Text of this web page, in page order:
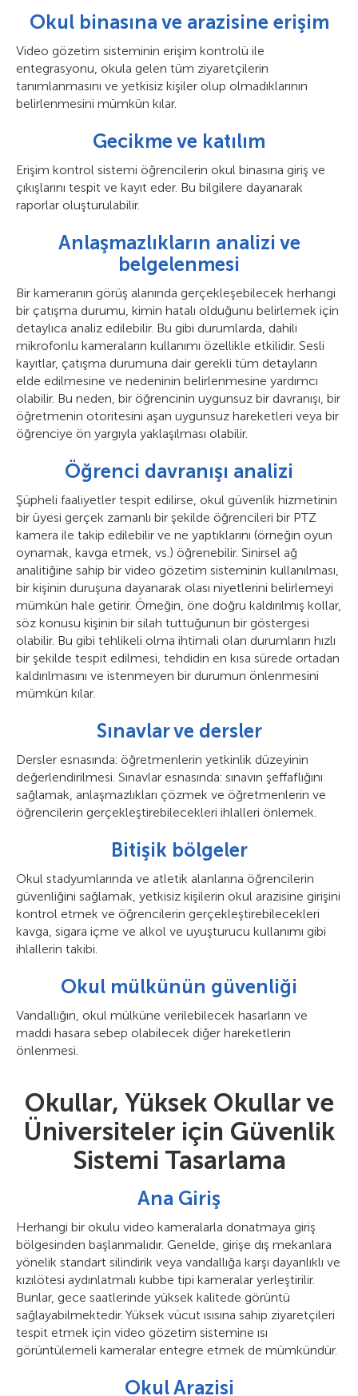
Okul binasına ve arazisine erişim
Video gözetim sisteminin erişim kontrolü ile
entegrasyonu, okula gelen tüm ziyaretçilerin
tanımlanmasını ve yetkisiz kişiler olup olmadıklarının
belirlenmesini mümkün kılar.
Gecikme ve katılım
Erişim kontrol sistemi öğrencilerin okul binasına giriş ve
çıkışlarını tespit ve kayıt eder. Bu bilgilere dayanarak
raporlar oluşturulabilir.
Anlaşmazlıkların analizi ve
belgelenmesi
Bir kameranın görüş alanında gerçekleşebilecek herhangi
bir çatışma durumu, kimin hatalı olduğunu belirlemek için
detaylıca analiz edilebilir. Bu gibi durumlarda, dahili
mikrofonlu kameraların kullanımı özellikle etkilidir. Sesli
kayıtlar, çatışma durumuna dair gerekli tüm detayların
elde edilmesine ve nedeninin belirlenmesine yardımcı
olabilir. Bu neden, bir öğrencinin uygunsuz bir davranışı, bir
öğretmenin otoritesini aşan uygunsuz hareketleri veya bir
öğrenciye ön yargıyla yaklaşılması olabilir.
Öğrenci davranışı analizi
Şüpheli faaliyetler tespit edilirse, okul güvenlik hizmetinin
bir üyesi gerçek zamanlı bir şekilde öğrencileri bir PTZ
kamera ile takip edilebilir ve ne yaptıklarını (örneğin oyun
oynamak, kavga etmek, vs.) öğrenebilir. Sinirsel ağ
analitiğine sahip bir video gözetim sisteminin kullanılması,
bir kişinin duruşuna dayanarak olası niyetlerini belirlemeyi
mümkün hale getirir. Örneğin, öne doğru kaldırılmış kollar,
söz konusu kişinin bir silah tuttuğunun bir göstergesi
olabilir. Bu gibi tehlikeli olma ihtimali olan durumların hızlı
bir şekilde tespit edilmesi, tehdidin en kısa sürede ortadan
kaldırılmasını ve istenmeyen bir durumun önlenmesini
mümkün kılar.
Sınavlar ve dersler
Dersler esnasında: öğretmenlerin yetkinlik düzeyinin
değerlendirilmesi. Sınavlar esnasında: sınavın şeffaflığını
sağlamak, anlaşmazlıkları çözmek ve öğretmenlerin ve
öğrencilerin gerçekleştirebilecekleri ihlalleri önlemek.
Bitişik bölgeler
Okul stadyumlarında ve atletik alanlarına öğrencilerin
güvenliğini sağlamak, yetkisiz kişilerin okul arazisine girişini
kontrol etmek ve öğrencilerin gerçekleştirebilecekleri
kavga, sigara içme ve alkol ve uyuşturucu kullanımı gibi
ihlallerin takibi.
Okul mülkünün güvenliği
Vandallığın, okul mülküne verilebilecek hasarların ve
maddi hasara sebep olabilecek diğer hareketlerin
önlenmesi.
Okullar, Yüksek Okullar ve
Üniversiteler için Güvenlik
Sistemi Tasarlama
Ana Giriş
Herhangi bir okulu video kameralarla donatmaya giriş
bölgesinden başlanmalıdır. Genelde, girişe dış mekanlara
yönelik standart silindirik veya vandallığa karşı dayanlıklı ve
kızılötesi aydınlatmalı kubbe tipi kameralar yerleştirilir.
Bunlar, gece saatlerinde yüksek kalitede görüntü
sağlayabilmektedir. Yüksek vücut ısısına sahip ziyaretçileri
tespit etmek için video gözetim sistemine ısı
görüntülemeli kameralar entegre etmek de mümkündür.
Okul Arazisi